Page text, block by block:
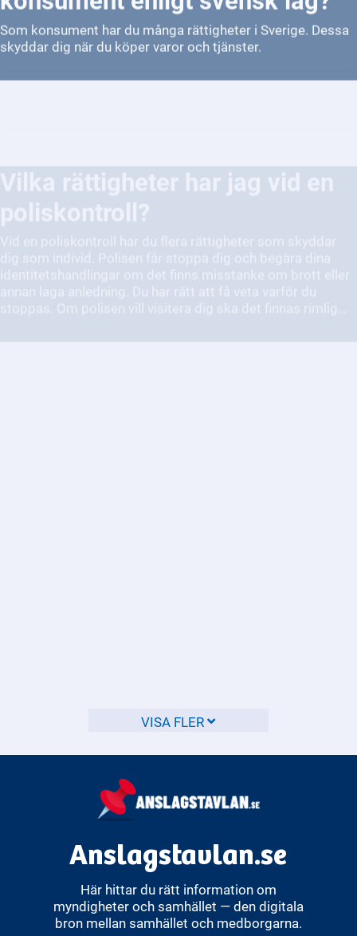
Som konsument har du många rättigheter i Sverige. Dessa
skyddar dig när du köper varor och tjänster.
Vid en poliskontroll har du flera rättigheter som skyddar
dig som individ. Polisen får stoppa dig och begära dina
identitetshandlingar om det finns misstanke om brott eller
annan laga anledning. Du har rätt att få veta varför du
stoppas. Om polisen vill visitera dig ska det finnas rimlig
misstanke om att du bär vapen, narkotika eller andra farliga
föremål. Polisen får inte använda mer tvång än vad som
krävs, och alla åtgärder ska ske med respekt och hänsyn.
Du kan också neka att svara om du är misstänkt för brott,
Hastighetsgränserna i Sverige varierar beroende på vilken
VISA FLER
Anslagstavlan.se
Här hittar du rätt information om
myndigheter och samhället — den digitala
bron mellan samhället och medborgarna.